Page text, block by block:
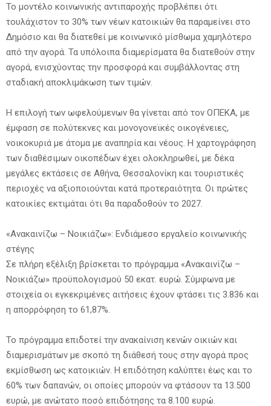
Το μοντέλο κοινωνικής αντιπαροχής προβλέπει ότι
τουλάχιστον το 30% των νέων κατοικιών θα παραμείνει στο
Δημόσιο και θα διατεθεί με κοινωνικό μίσθωμα χαμηλότερο
από την αγορά. Τα υπόλοιπα διαμερίσματα θα διατεθούν στην
αγορά, ενισχύοντας την προσφορά και συμβάλλοντας στη
σταδιακή αποκλιμάκωση των τιμών.
Η επιλογή των ωφελούμενων θα γίνεται από τον ΟΠΕΚΑ, με
έμφαση σε πολύτεκνες και μονογονεϊκές οικογένειες,
νοικοκυριά με άτομα με αναπηρία και νέους. Η χαρτογράφηση
των διαθέσιμων οικοπέδων έχει ολοκληρωθεί, με δέκα
μεγάλες εκτάσεις σε Αθήνα, Θεσσαλονίκη και τουριστικές
περιοχές να αξιοποιούνται κατά προτεραιότητα. Οι πρώτες
κατοικίες εκτιμάται ότι θα παραδοθούν το 2027.
«Ανακαινίζω – Νοικιάζω»: Ενδιάμεσο εργαλείο κοινωνικής
στέγης
Σε πλήρη εξέλιξη βρίσκεται το πρόγραμμα «Ανακαινίζω –
Νοικιάζω» προϋπολογισμού 50 εκατ. ευρώ. Σύμφωνα με
στοιχεία οι εγκεκριμένες αιτήσεις έχουν φτάσει τις 3.836 και
η απορρόφηση το 61,87%.
Το πρόγραμμα επιδοτεί την ανακαίνιση κενών οικιών και
διαμερισμάτων με σκοπό τη διάθεσή τους στην αγορά προς
εκμίσθωση ως κατοικιών. Η επιδότηση καλύπτει έως και το
60% των δαπανών, οι οποίες μπορούν να φτάσουν τα 13.500
ευρώ, με ανώτατο ποσό επιδότησης τα 8.100 ευρώ.